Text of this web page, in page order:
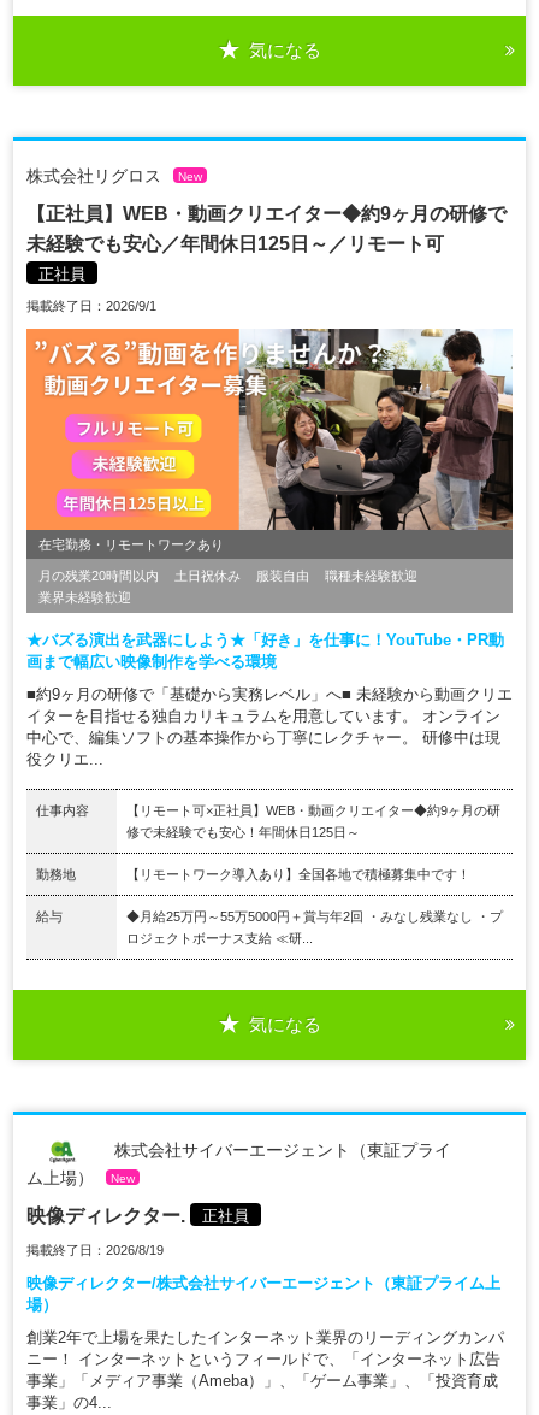
気になる
株式会社リグロス New
【正社員】WEB・動画クリエイター◆約9ヶ月の研修で
未経験でも安心／年間休日125日～／リモート可
正社員
掲載終了日：2026/9/1
在宅勤務・リモートワークあり
月の残業20時間以内 土日祝休み 服装自由
職種未経験歓迎
業界未経験歓迎
★バズる演出を武器にしよう★「好き」を仕事に！YouTube・PR動
画まで幅広い映像制作を学べる環境
■約9ヶ月の研修で「基礎から実務レベル」へ■ 未経験から動画クリエ
イターを目指せる独自カリキュラムを用意しています。 オンライン
中心で、編集ソフトの基本操作から丁寧にレクチャー。 研修中は現
役クリエ...
仕事内容
【リモート可×正社員】WEB・動画クリエイター◆約9ヶ月の研
修で未経験でも安心！年間休日125日～
勤務地 【リモートワーク導入あり】全国各地で積極募集中です！
給与
◆月給25万円～55万5000円＋賞与年2回 ・みなし残業なし ・プ
ロジェクトボーナス支給 ≪研...
気になる
株式会社サイバーエージェント（東証プライ
ム上場）
New
映像ディレクター. 正社員
掲載終了日：2026/8/19
映像ディレクター/株式会社サイバーエージェント（東証プライム上
場）
創業2年で上場を果たしたインターネット業界のリーディングカンパ
ニー！ インターネットというフィールドで、「インターネット広告
事業」「メディア事業（Ameba）」、「ゲーム事業」、「投資育成
事業」の4...